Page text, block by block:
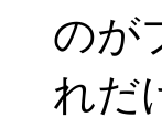
のが
れだ